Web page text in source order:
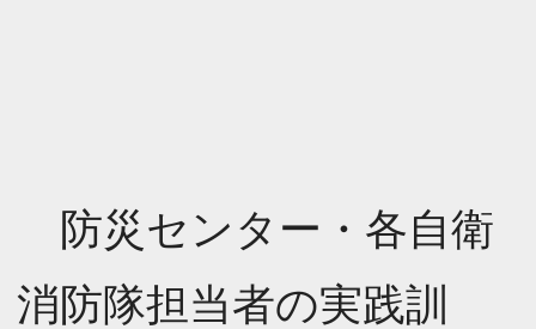
防災センター・各自衛
消防隊担当者の実践訓